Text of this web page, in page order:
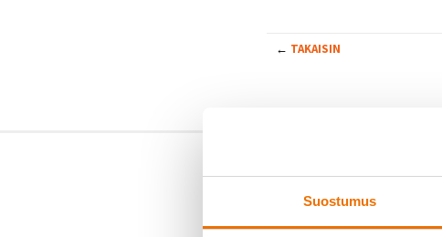
Suostumus
← TAKAISIN